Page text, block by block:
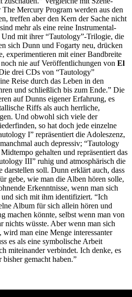
Mercury Program werden aus den
treffen aber den Kern der Sache nicht
sind mehr als eine reine Instrumental-
mit ihrer “Tautology”-Trilogie, die
sich Dunn und Fogarty neu, drücken
experimentieren mit einer Bandbreite
nie auf Veröffentlichungen von El
drei CDs von “Tautology”
Reise durch das Leben in den
und schließlich bis zum Ende.” Die
auf Dunns eigener Erfahrung, es
Riffs als auch herrliche,
Und obwohl sich viele der
so hat doch jede einzelne
I” repräsentiert die Adoleszenz,
auch depressiv; “Tautology
gehalten und repräsentiert das
III” ruhig und atmosphärisch die
darstellen soll. Dunn erklärt auch, dass
gebe, wie man die Alben hören solle,
Erkenntnisse, wenn man sich
sich mit ihm identifiziert. “Ich
Album für sich allein hören und
machen könnte, selbst wenn man von
nichts wüsste. Aber wenn man sich
man eine Menge interessanter
es als eine symbolische Arbeit
miteinander verbindet. Ich denke, es
gemacht haben.”